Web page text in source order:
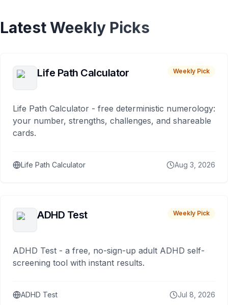
Latest Weekly Picks
Life Path Calculator Weekly Pick
Life Path Calculator - free deterministic numerology:
your number, strengths, challenges, and shareable
cards.
Life Path Calculator Aug 3, 2026
ADHD Test Weekly Pick
ADHD Test - a free, no-sign-up adult ADHD self-
screening tool with instant results.
ADHD Test Jul 8, 2026